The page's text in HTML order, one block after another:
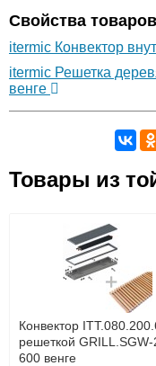
Свойства
itermic Конвектор
itermic Решетка
венге
Оставьте отзыв
Доставка
Наличный расчёт
Банковской
времени
Банковской
доставке, так и
Интернет-
Qiwi-кошельки и
Безналичный
Товары из
Конвектор
решеткой GRILL.SGW-
600 венге